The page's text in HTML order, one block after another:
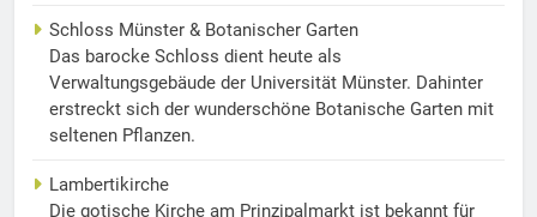
Schloss Münster & Botanischer Garten
Das barocke Schloss dient heute als
Verwaltungsgebäude der Universität Münster. Dahinter
erstreckt sich der wunderschöne Botanische Garten mit
seltenen Pflanzen.
Lambertikirche
Die gotische Kirche am Prinzipalmarkt ist bekannt für